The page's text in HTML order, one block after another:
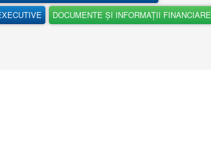
DOCUMENTE ȘI INFORMAȚII FINANCIARE